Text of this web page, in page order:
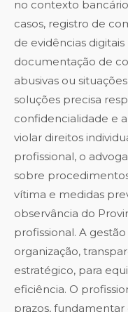
no contexto
casos, registro de
de evidências
documentação de
abusivas ou
soluções precisa
confidencialidade e
violar direitos
profissional, o
sobre
vítima e medidas
observância do
profissional. A
organização,
estratégico, para
eficiência. O
prazos,